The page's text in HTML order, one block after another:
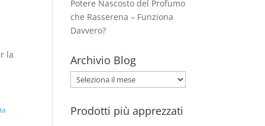
la
Potere Nascosto del Profumo
che Rasserena – Funziona
Davvero?
Archivio Blog
Archivio
Blog
Prodotti più apprezzati